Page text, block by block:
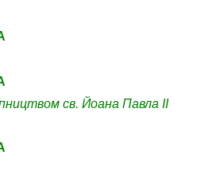
св. Йоана Павла ІІ